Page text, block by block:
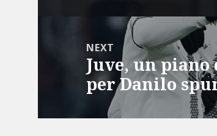
NEXT
Next
post:
Juve, un
per Danilo